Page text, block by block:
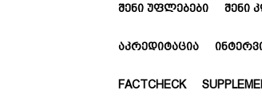
ᲨᲔᲜᲘ ᲣᲤᲚᲔᲑᲔᲑᲘ ᲨᲔᲜᲘ
ᲐᲙᲠᲔᲓᲘᲢᲐᲪᲘᲐ
FACTCHECK